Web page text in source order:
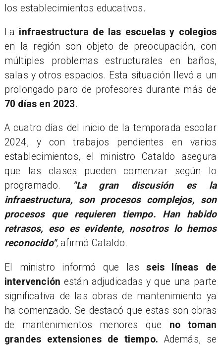
los establecimientos educativos.
​La infraestructura de las escuelas y colegios
en la región son objeto de preocupación, con
múltiples problemas estructurales en baños,
salas y otros espacios. Esta situación llevó a un
prolongado paro de profesores durante más de
70 días en 2023.
A cuatro días del inicio de la temporada escolar
2024, y con trabajos pendientes en varios
establecimientos, el ministro Cataldo asegura
que las clases pueden comenzar según lo
programado.
"La gran discusión es la
infraestructura, son procesos complejos, son
procesos que requieren tiempo. Han habido
retrasos, eso es evidente, nosotros lo hemos
reconocido", afirmó Cataldo.
​El ministro informó que lasseis líneas de
intervención están adjudicadas y que una parte
significativa de las obras de mantenimiento ya
ha comenzado. Se destacó que estas son obras
de mantenimientos menores que no toman
grandes extensiones de tiempo. Además, se